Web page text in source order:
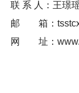
联 系 人：王璟
邮 箱：
网 址：